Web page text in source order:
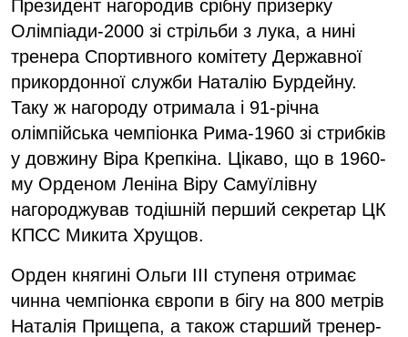
Президент нагородив срібну призерку
Олімпіади-2000 зі стрільби з лука, а нині
тренера Спортивного комітету Державної
прикордонної служби Наталію Бурдейну.
Таку ж нагороду отримала і 91-річна
олімпійська чемпіонка Рима-1960 зі стрибків
у довжину Віра Крепкіна. Цікаво, що в 1960-
му Орденом Леніна Віру Самуїлівну
нагороджував тодішній перший секретар ЦК
КПСС Микита Хрущов.
Орден княгині Ольги ІІІ ступеня отримає
чинна чемпіонка європи в бігу на 800 метрів
Наталія Прищепа, а також старший тренер-